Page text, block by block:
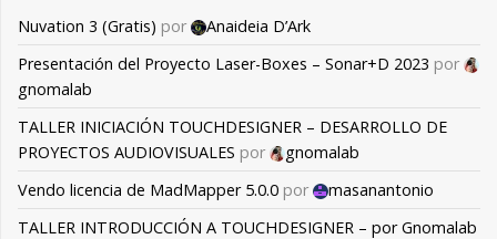
Nuvation 3 (Gratis) por
Anaideia D’Ark
Presentación del Proyecto Laser-Boxes – Sonar+D 2023 por
gnomalab
TALLER INICIACIÓN TOUCHDESIGNER – DESARROLLO DE
PROYECTOS AUDIOVISUALES por
gnomalab
Vendo licencia de MadMapper 5.0.0 por
masanantonio
TALLER INTRODUCCIÓN A TOUCHDESIGNER – por Gnomalab